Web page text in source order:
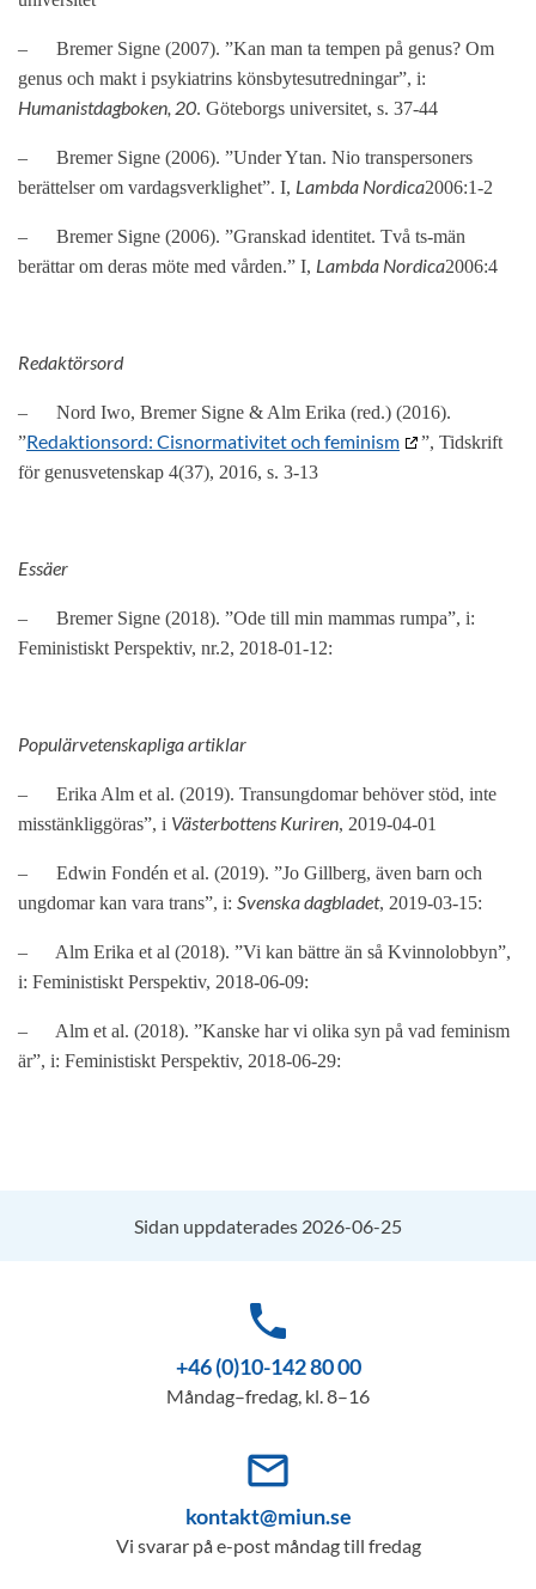
– Bremer Signe (2007). ”Kan man ta tempen på genus? Om
genus och makt i psykiatrins könsbytesutredningar”, i:
Humanistdagboken, 20. Göteborgs universitet, s. 37-44
– Bremer Signe (2006). ”Under Ytan. Nio transpersoners
berättelser om vardagsverklighet”. I, Lambda Nordica2006:1-2
– Bremer Signe (2006). ”Granskad identitet. Två ts-män
berättar om deras möte med vården.” I, Lambda Nordica2006:4
Redaktörsord
– Nord Iwo, Bremer Signe & Alm Erika (red.) (2016).
”Redaktionsord: Cisnormativitet och feminism
”, Tidskrift
för genusvetenskap 4(37), 2016, s. 3-13
Essäer
– Bremer Signe (2018). ”Ode till min mammas rumpa”, i:
Feministiskt Perspektiv, nr.2, 2018-01-12:
Populärvetenskapliga artiklar
– Erika Alm et al. (2019). Transungdomar behöver stöd, inte
misstänkliggöras”, i Västerbottens Kuriren, 2019-04-01
– Edwin Fondén et al. (2019). ”Jo Gillberg, även barn och
ungdomar kan vara trans”, i: Svenska dagbladet, 2019-03-15:
– Alm Erika et al (2018). ”Vi kan bättre än så Kvinnolobbyn”,
i: Feministiskt Perspektiv, 2018-06-09:
– Alm et al. (2018). ”Kanske har vi olika syn på vad feminism
är”, i: Feministiskt Perspektiv, 2018-06-29:
Sidan uppdaterades 2026-06-25
phone
+46 (0)10-142 80 00
Måndag–fredag, kl. 8–16
mail_outline
kontakt@miun.se
Vi svarar på e-post måndag till fredag